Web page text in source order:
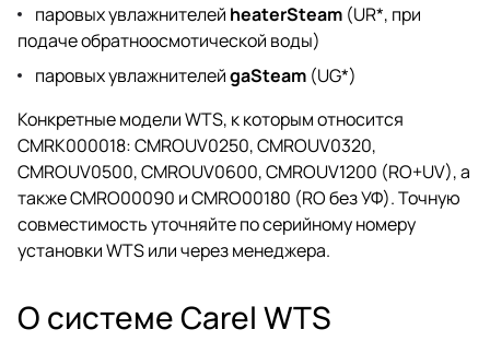
паровых увлажнителей heaterSteam (UR*, при
подаче обратноосмотической воды)
паровых увлажнителейgaSteam (UG*)
Конкретные модели WTS, к которым относится
CMRK000018: CMROUV0250, CMROUV0320,
CMROUV0500, CMROUV0600, CMROUV1200 (RO+UV), а
также CMRO00090 и CMRO00180 (RO без УФ). Точную
совместимость уточняйте по серийному номеру
установки WTS или через менеджера.
О системе Carel WTS